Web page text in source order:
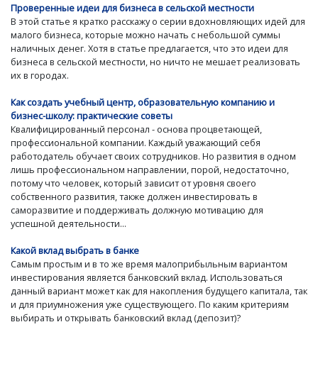
Проверенные идеи для бизнеса в сельской местности
В этой статье я кратко расскажу о серии вдохновляющих идей для
малого бизнеса, которые можно начать с небольшой суммы
наличных денег. Хотя в статье предлагается, что это идеи для
бизнеса в сельской местности, но ничто не мешает реализовать
их в городах.
Как создать учебный центр, образовательную компанию и
бизнес-школу: практические советы
Квалифицированный персонал - основа процветающей,
профессиональной компании. Каждый уважающий себя
работодатель обучает своих сотрудников. Но развития в одном
лишь профессиональном направлении, порой, недостаточно,
потому что человек, который зависит от уровня своего
собственного развития, также должен инвестировать в
саморазвитие и поддерживать должную мотивацию для
успешной деятельности...
Какой вклад выбрать в банке
Самым простым и в то же время малоприбыльным вариантом
инвестирования является банковский вклад. Использоваться
данный вариант может как для накопления будущего капитала, так
и для приумножения уже существующего. По каким критериям
выбирать и открывать банковский вклад (депозит)?